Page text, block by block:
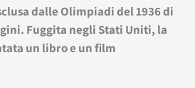
dalle Olimpiadi del 1936 di
Fuggita negli Stati Uniti, la
un libro e un film